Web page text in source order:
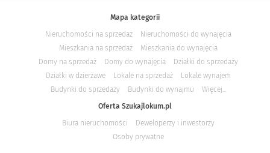
Mapa kategorii
Nieruchomości na sprzedaż
Nieruchomości do wynajęcia
Mieszkania na sprzedaż
Mieszkania do wynajęcia
Domy na sprzedaż
Domy do wynajęcia
Działki do sprzedaży
Działki w dzierżawe
Lokale na sprzedaż
Lokale wynajem
Budynki do sprzedaży
Budynki do wynajmu
Więcej...
Oferta Szukajlokum.pl
Biura nieruchomości
Deweloperzy i inwestorzy
Osoby prywatne